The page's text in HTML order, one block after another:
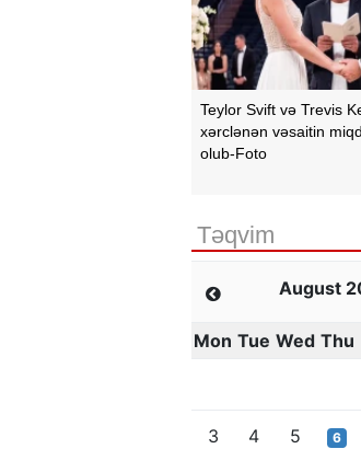
Teylor Svift və Trevis
xərclənən vəsaitin
olub-Foto
Təqvim
August
Mon Tue Wed Thu
3 4 5 6